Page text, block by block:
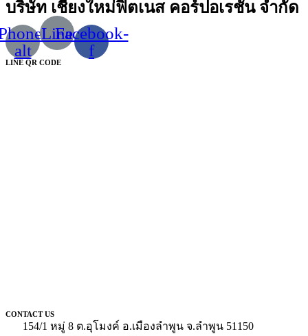
บริษัท เชียงใหม่ฟิตเนส คอร์ปอเรชั่น จำกัด
alt
Line
Facebook-
f
LINE QR CODE
CONTACT US
154/1 หมู่ 8 ต.อุโมงค์ อ.เมืองลำพูน จ.ลำพูน 51150